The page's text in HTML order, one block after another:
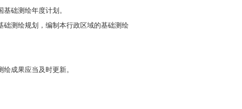
础测绘年度计划。
测绘规划，编制本行政区域的基础测绘
成果应当及时更新。